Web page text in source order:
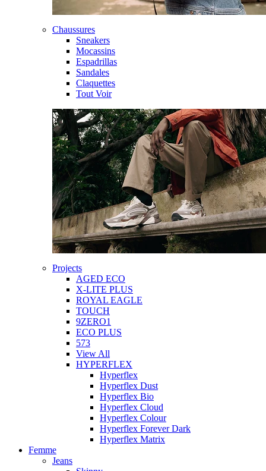
Chaussures
Sneakers
Mocassins
Espadrillas
Sandales
Claquettes
Tout Voir
Projects
AGED ECO
X-LITE PLUS
ROYAL EAGLE
TOUCH
9ZERO1
ECO PLUS
573
View All
HYPERFLEX
Hyperflex
Hyperflex Dust
Hyperflex Bio
Hyperflex Cloud
Hyperflex Colour
Hyperflex Forever Dark
Hyperflex Matrix
Femme
Jeans